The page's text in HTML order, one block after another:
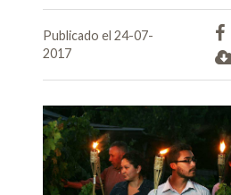
Publicado el 24-07-
2017